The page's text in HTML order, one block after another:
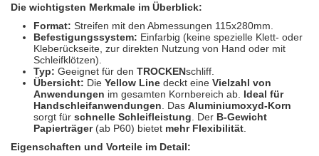
(3)
Spectral
(5)
StarChem
(1)
Sundstrom
(4)
Troton
(2)
Wibeco
Die wichtigsten Merkmale im Überblick:
Format: Streifen mit den Abmessungen 115x280mm.
Befestigungssystem: Einfarbig (keine spezielle Klett- oder
Kleberückseite, zur direkten Nutzung von Hand oder mit
Schleifklötzen).
Typ: Geeignet für den TROCKENschliff.
Übersicht: Die Yellow Line deckt eine Vielzahl von
Anwendungen im gesamten Kornbereich ab. Ideal für
Handschleifanwendungen . Das Aluminiumoxyd-Korn
sorgt für schnelle Schleifleistung . Der B-Gewicht
Papierträger(ab P60) bietet mehr Flexibilität
Eigenschaften und Vorteile im Detail: